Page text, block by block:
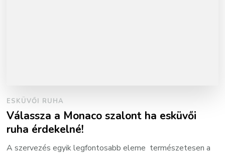
ESKÜVŐI RUHA
Válassza a Monaco szalont ha esküvői
ruha érdekelné!
A szervezés egyik legfontosabb eleme természetesen a